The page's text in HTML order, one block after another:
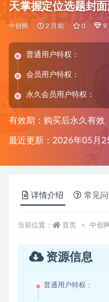
天掌握定位选题封
流程
中创网 2 月前 0
普通用户特权：
会员用户特权：
永久会员用户特权：
有效期：购买后永久有效
最近更新：2026年05月
详情介绍 常见
当前位置： 首页 中创网
资源信息
普通用户特权：